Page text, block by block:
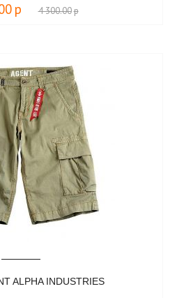
р 4 300.00р
ALPHA INDUSTRIES